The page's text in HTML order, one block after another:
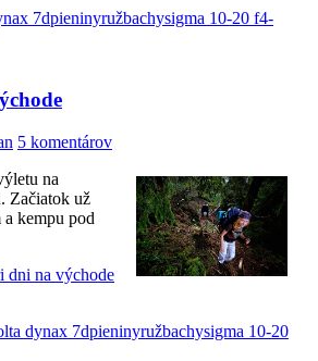
7dpieninyružbachysigma 10-20 f4-
5 komentárov
na
Začiatok už
kempu pod
dni na východe
dynax 7dpieninyružbachysigma 10-20